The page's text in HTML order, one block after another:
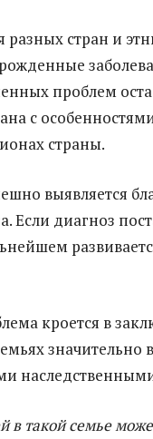
разных стран и
проблем
с
страны.
выявляется
Если диагноз
кроется в
значительно
в такой семье